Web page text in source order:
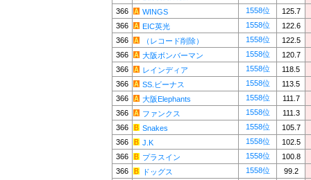
366
WINGS 1558位
125.7
366
EIC英光 1558位
122.6
366
（レコード削除） 1558位
122.5
366
大阪ボンバーマン 1558位
120.7
366
レインディア 1558位
118.5
366
SS.ビーナス 1558位
113.5
366
大阪Elephants 1558位
111.7
366
ファンクス 1558位
111.3
366
Snakes 1558位
105.7
366
J.K 1558位
102.5
366
プラスイン 1558位
100.8
366
ドッグス 1558位
99.2